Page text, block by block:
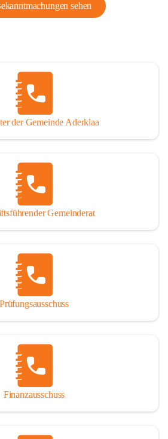
sehen
der Gemeinde Aderklaa
Gemeinderat
Prüfungsausschuss
Finanzausschuss